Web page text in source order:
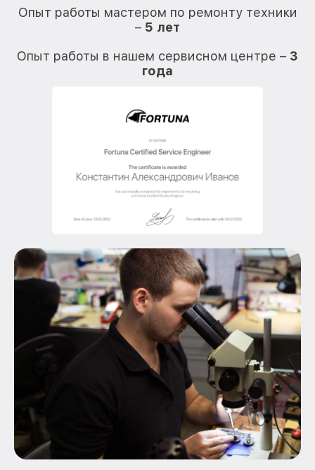
Опыт работы мастером по ремонту техники
– 5 лет
Опыт работы в нашем сервисном центре – 3
года